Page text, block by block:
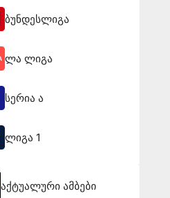
ბუნდესლიგა
ლა ლიგა
სერია ა
ლიგა 1
აქტუალური ამბები